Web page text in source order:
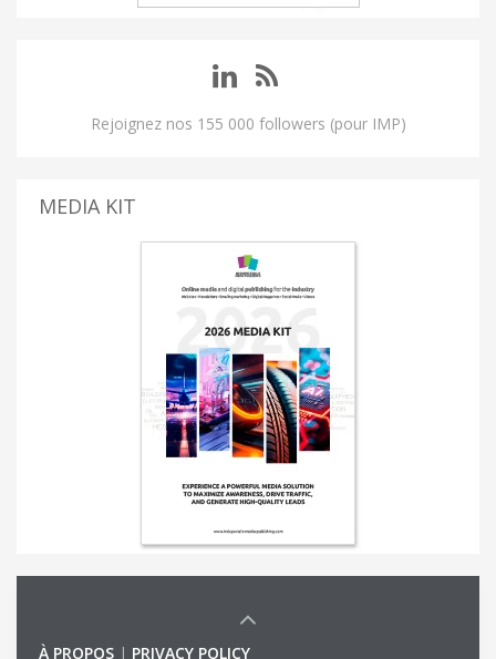
Rejoignez nos 155 000 followers (pour IMP)
MEDIA KIT
À PROPOS | PRIVACY POLICY